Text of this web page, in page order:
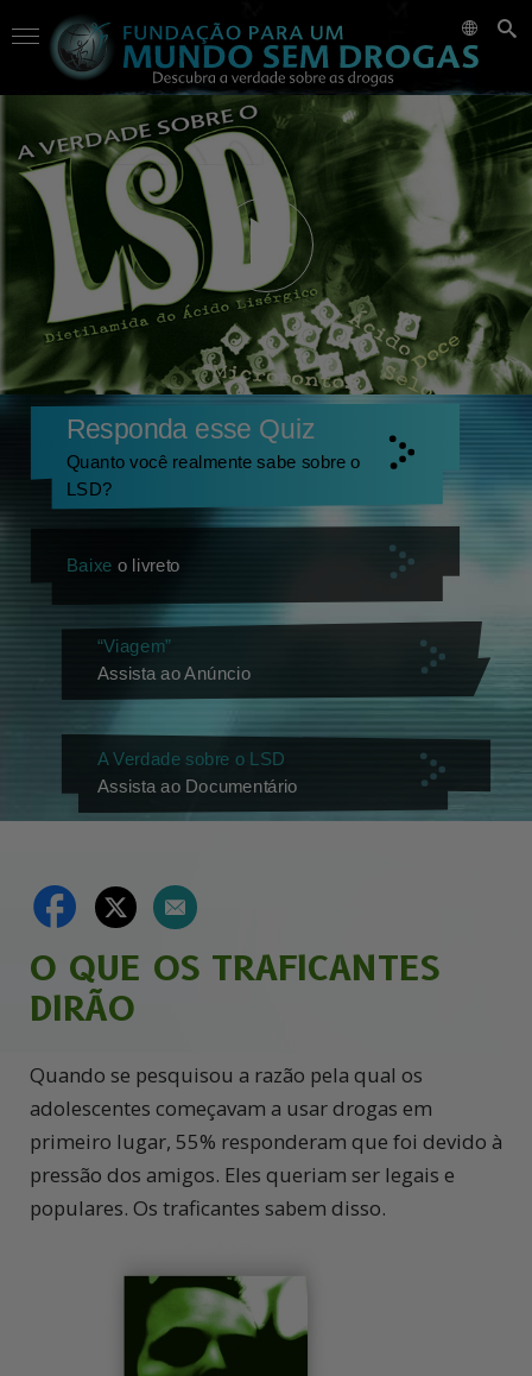
Responda esse Quiz
Quanto você realmente sabe sobre o
LSD?
Baixe o livreto
“Viagem”
Assista ao Anúncio
A Verdade sobre o LSD
Assista ao Documentário
O QUE OS TRAFICANTES
DIRÃO
Quando se pesquisou a razão pela qual os
adolescentes começavam a usar drogas em
primeiro lugar, 55% responderam que foi devido à
pressão dos amigos. Eles queriam ser legais e
populares. Os traficantes sabem disso.